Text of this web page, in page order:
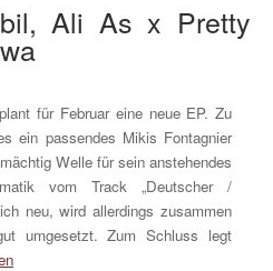
Ali As x Pretty
für Februar eine neue EP. Zu
ein passendes Mikis Fontagnier
Welle für sein anstehendes
vom Track „Deutscher /
neu, wird allerdings zusammen
umgesetzt. Zum Schluss legt